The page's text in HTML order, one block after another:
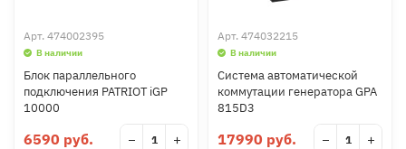
Арт. 474002395
В наличии
Блок параллельного
подключения PATRIOT iGP
10000
6590 руб. − +
Арт. 474032215
В наличии
Система автоматической
коммутации генератора GPA
815D3
17990 руб. − +